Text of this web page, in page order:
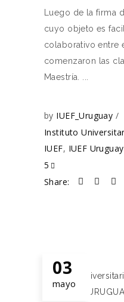
Luego de la firma
cuyo objeto es
colaborativo entre
comenzaron las
Maestría.
by IUEF_Uruguay
Instituto
IUEF, IUEF Uruguay
5
Share:
03
mayo
Instituto
,IUEF